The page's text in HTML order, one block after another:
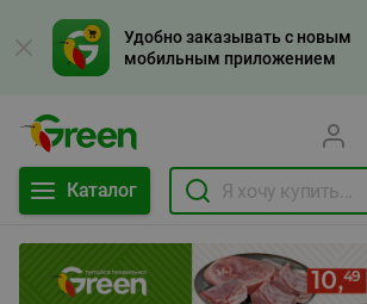
Удобно заказывать с новым
мобильным приложением
Каталог